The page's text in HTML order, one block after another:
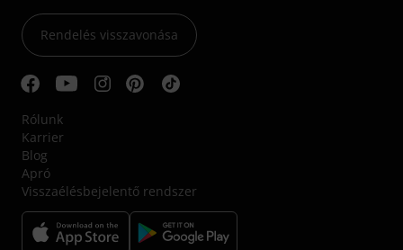
Rendelés visszavonása
Rólunk
Karrier
Blog
Apró
Visszaélésbejelentő rendszer